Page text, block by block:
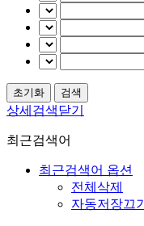
상세검색닫기
최근검색어
최근검색어 옵션
전체삭제
자동저장끄기